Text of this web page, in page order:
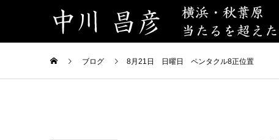
ブログ 8月21日 日曜日 ペンタクル8正位置